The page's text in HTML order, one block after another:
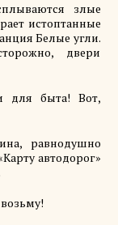
злые
истоптанные
Белые угли.
двери
для быта! Вот,
равнодушно
автодорог»